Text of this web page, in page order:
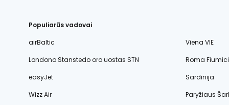
Populiarūs vadovai
airBaltic
Viena VIE
Londono Stanstedo oro uostas STN
Roma
easyJet
Sardinija
Wizz Air
Paryžiaus